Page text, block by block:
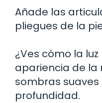
Añade las
pliegues de la
¿Ves cómo la
apariencia de la
sombras
profundidad.